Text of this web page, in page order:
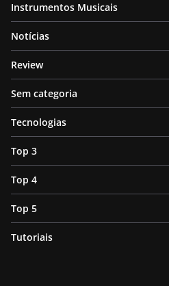
Instrumentos Musicais
Notícias
Review
Sem categoria
Tecnologias
Top 3
Top 4
Top 5
Tutoriais